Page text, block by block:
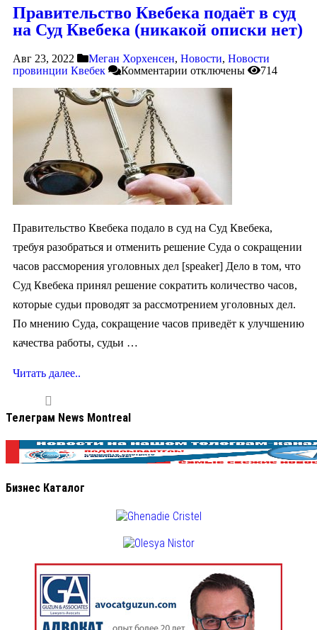
Правительство Квебека подаёт в суд
на Суд Квебека (никакой описки нет)
Авг 23, 2022 Меган Хорхенсен, Новости, Новости
провинции Квебек
Комментарии отключены 714
Правительство Квебека подало в суд на Суд Квебека,
требуя разобраться и отменить решение Суда о сокращении
часов рассморения уголовных дел [speaker] Дело в том, что
Суд Квебека принял решение сократить количество часов,
которые судьи проводят за рассмотрением уголовных дел.
По мнению Суда, сокращение часов приведёт к улучшению
качества работы, судьи …
Читать далее..
Телеграм News Montreal
Бизнес Каталог